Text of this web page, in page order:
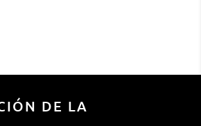
DE LA